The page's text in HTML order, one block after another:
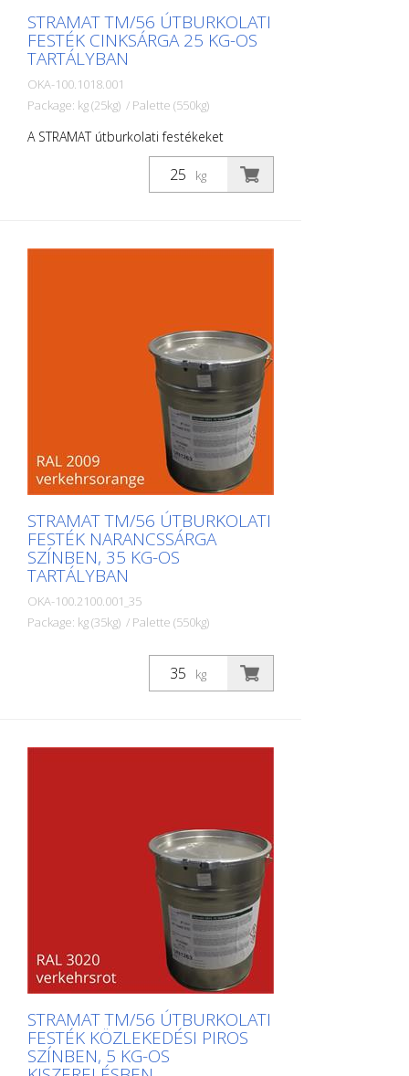
STRAMAT TM/56 ÚTBURKOLATI
FESTÉK CINKSÁRGA 25 KG-OS
TARTÁLYBAN
OKA-100.1018.001
Package: kg (25kg) / Palette (550kg)
A STRAMAT útburkolati festékeket
elsősorban aszfalt- vagy betonfelületeken
használják, szegély- és középvonalak,
parkolóhelyek, űrszelvényjelzések vagy
kg
STRAMAT TM/56 ÚTBURKOLATI
FESTÉK NARANCSSÁRGA
SZÍNBEN, 35 KG-OS
TARTÁLYBAN
OKA-100.2100.001_35
Package: kg (35kg) / Palette (550kg)
A STRAMAT útburkolati festékeket
elsősorban aszfalt- vagy betonfelületeken,
szegély- és középvonalak, parkolók,
magánterületeken.
kg
STRAMAT TM/56 ÚTBURKOLATI
FESTÉK KÖZLEKEDÉSI PIROS
SZÍNBEN, 5 KG-OS